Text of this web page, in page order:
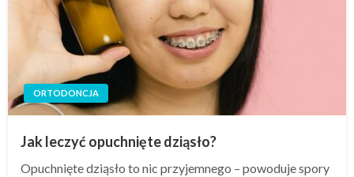
ORTODONCJA
Jak leczyć opuchnięte dziąsło?
Opuchnięte dziąsło to nic przyjemnego – powoduje spory